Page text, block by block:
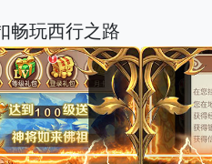
畅玩西行之路